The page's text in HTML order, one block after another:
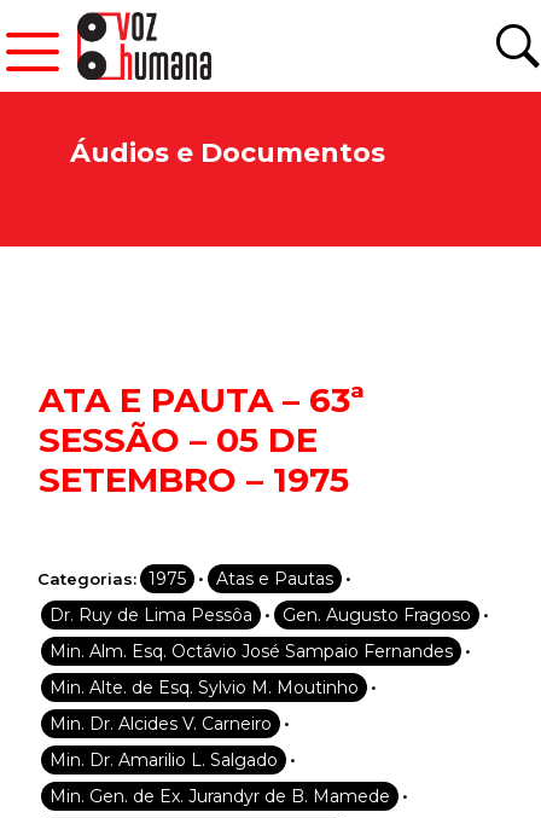
Áudios e Documentos
ATA E PAUTA – 63ª
SESSÃO – 05 DE
SETEMBRO – 1975
Categorias: 1975 • Atas e Pautas •
Dr. Ruy de Lima Pessôa • Gen. Augusto Fragoso •
Min. Alm. Esq. Octávio José Sampaio Fernandes •
Min. Alte. de Esq. Sylvio M. Moutinho •
Min. Dr. Alcides V. Carneiro •
Min. Dr. Amarilio L. Salgado •
Min. Gen. de Ex. Jurandyr de B. Mamede •